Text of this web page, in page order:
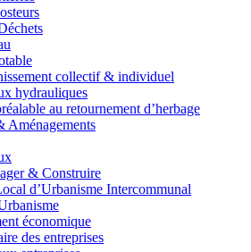
collectif & individuel
hydrauliques
au retournement d’herbage
Aménagements
& Construire
d’Urbanisme Intercommunal
économique
des entreprises